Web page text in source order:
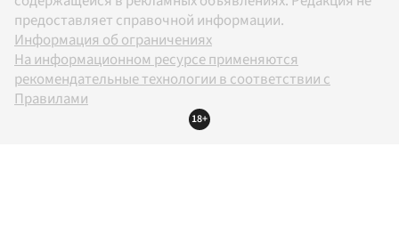
предоставляет справочной информации.
Информация об ограничениях
На информационном ресурсе применяются
рекомендательные технологии в соответствии с
Правилами
18+